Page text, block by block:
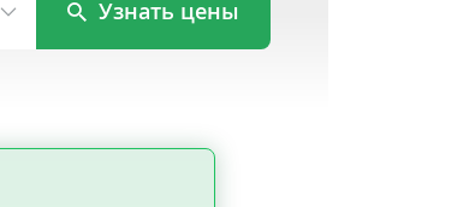
Узнать цены